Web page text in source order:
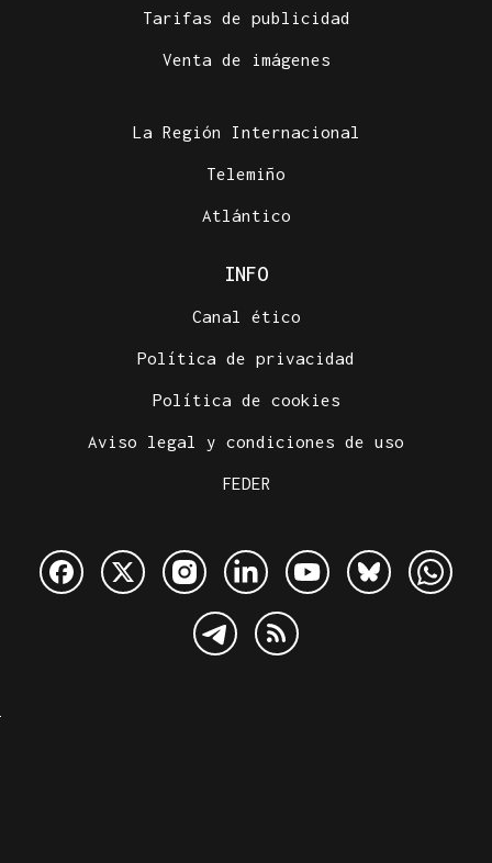
Tarifas de publicidad
Venta de imágenes
La Región Internacional
Telemiño
Atlántico
INFO
Canal ético
Política de privacidad
Política de cookies
Aviso legal y condiciones de uso
FEDER